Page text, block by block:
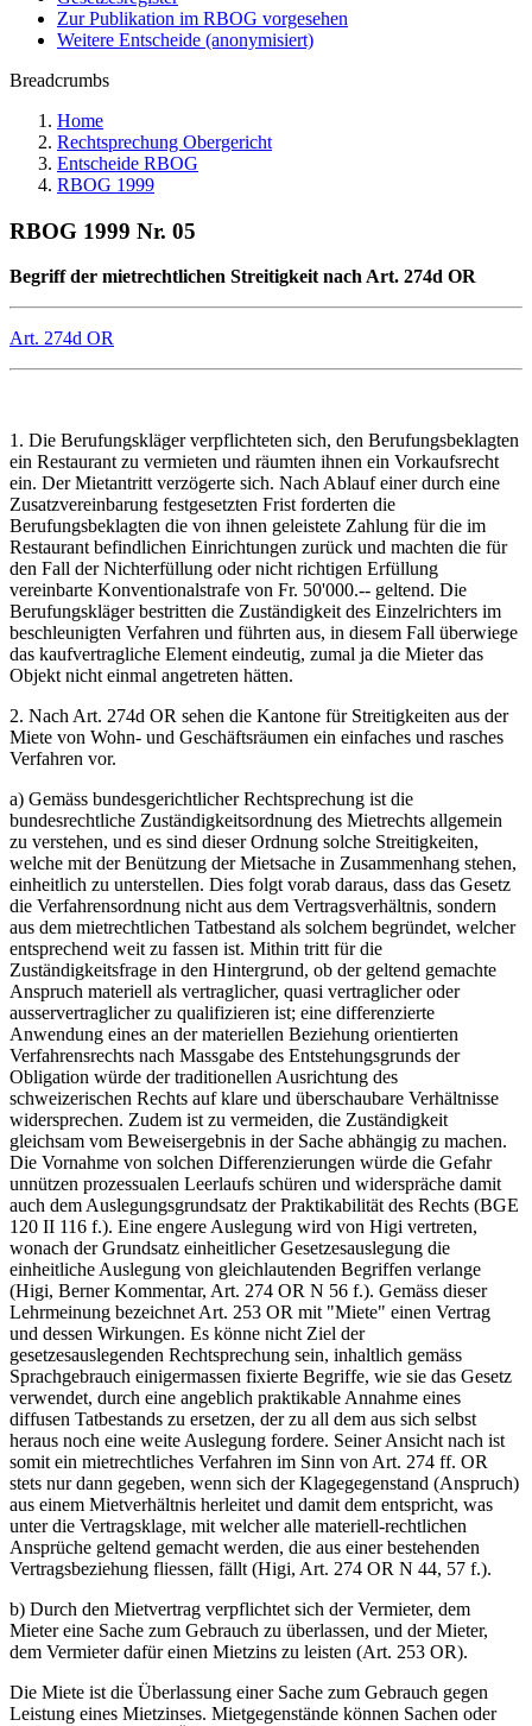
Zur Publikation im RBOG vorgesehen
Weitere Entscheide (anonymisiert)
Breadcrumbs
Home
Rechtsprechung Obergericht
Entscheide RBOG
RBOG 1999
RBOG 1999 Nr. 05
Begriff der mietrechtlichen Streitigkeit nach Art. 274d OR
Art. 274d OR
1. Die Berufungskläger verpflichteten sich, den Berufungsbeklagten
ein Restaurant zu vermieten und räumten ihnen ein Vorkaufsrecht
ein. Der Mietantritt verzögerte sich. Nach Ablauf einer durch eine
Zusatzvereinbarung festgesetzten Frist forderten die
Berufungsbeklagten die von ihnen geleistete Zahlung für die im
Restaurant befindlichen Einrichtungen zurück und machten die für
den Fall der Nichterfüllung oder nicht richtigen Erfüllung
vereinbarte Konventionalstrafe von Fr. 50'000.-- geltend. Die
Berufungskläger bestritten die Zuständigkeit des Einzelrichters im
beschleunigten Verfahren und führten aus, in diesem Fall überwiege
das kaufvertragliche Element eindeutig, zumal ja die Mieter das
Objekt nicht einmal angetreten hätten.
2. Nach Art. 274d OR sehen die Kantone für Streitigkeiten aus der
Miete von Wohn- und Geschäftsräumen ein einfaches und rasches
Verfahren vor.
a) Gemäss bundesgerichtlicher Rechtsprechung ist die
bundesrechtliche Zuständigkeitsordnung des Mietrechts allgemein
zu verstehen, und es sind dieser Ordnung solche Streitigkeiten,
welche mit der Benützung der Mietsache in Zusammenhang stehen,
einheitlich zu unterstellen. Dies folgt vorab daraus, dass das Gesetz
die Verfahrensordnung nicht aus dem Vertragsverhältnis, sondern
aus dem mietrechtlichen Tatbestand als solchem begründet, welcher
entsprechend weit zu fassen ist. Mithin tritt für die
Zuständigkeitsfrage in den Hintergrund, ob der geltend gemachte
Anspruch materiell als vertraglicher, quasi vertraglicher oder
ausservertraglicher zu qualifizieren ist; eine differenzierte
Anwendung eines an der materiellen Beziehung orientierten
Verfahrensrechts nach Massgabe des Entstehungsgrunds der
Obligation würde der traditionellen Ausrichtung des
schweizerischen Rechts auf klare und überschaubare Verhältnisse
widersprechen. Zudem ist zu vermeiden, die Zuständigkeit
gleichsam vom Beweisergebnis in der Sache abhängig zu machen.
Die Vornahme von solchen Differenzierungen würde die Gefahr
unnützen prozessualen Leerlaufs schüren und widerspräche damit
auch dem Auslegungsgrundsatz der Praktikabilität des Rechts (BGE
120 II 116 f.). Eine engere Auslegung wird von Higi vertreten,
wonach der Grundsatz einheitlicher Gesetzesauslegung die
einheitliche Auslegung von gleichlautenden Begriffen verlange
(Higi, Berner Kommentar, Art. 274 OR N 56 f.). Gemäss dieser
Lehrmeinung bezeichnet Art. 253 OR mit "Miete" einen Vertrag
und dessen Wirkungen. Es könne nicht Ziel der
gesetzesauslegenden Rechtsprechung sein, inhaltlich gemäss
Sprachgebrauch einigermassen fixierte Begriffe, wie sie das Gesetz
verwendet, durch eine angeblich praktikable Annahme eines
diffusen Tatbestands zu ersetzen, der zu all dem aus sich selbst
heraus noch eine weite Auslegung fordere. Seiner Ansicht nach ist
somit ein mietrechtliches Verfahren im Sinn von Art. 274 ff. OR
stets nur dann gegeben, wenn sich der Klagegegenstand (Anspruch)
aus einem Mietverhältnis herleitet und damit dem entspricht, was
unter die Vertragsklage, mit welcher alle materiell-rechtlichen
Ansprüche geltend gemacht werden, die aus einer bestehenden
Vertragsbeziehung fliessen, fällt (Higi, Art. 274 OR N 44, 57 f.).
b) Durch den Mietvertrag verpflichtet sich der Vermieter, dem
Mieter eine Sache zum Gebrauch zu überlassen, und der Mieter,
dem Vermieter dafür einen Mietzins zu leisten (Art. 253 OR).
Die Miete ist die Überlassung einer Sache zum Gebrauch gegen
Leistung eines Mietzinses. Mietgegenstände können Sachen oder